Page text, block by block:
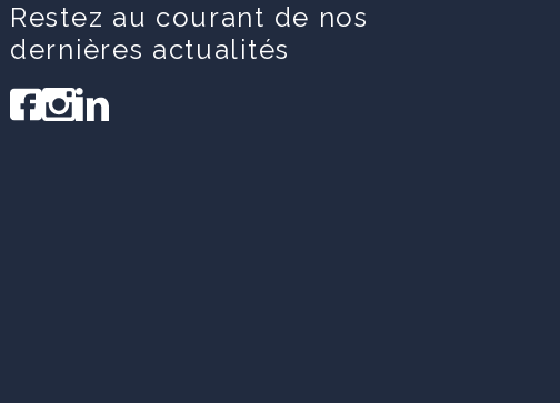
Restez au courant de nos
dernières actualités